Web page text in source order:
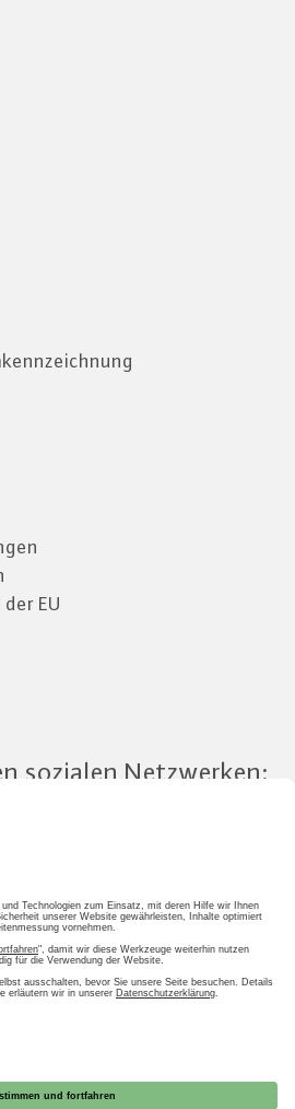
EU
sozialen Netzwerken:
LOGIN